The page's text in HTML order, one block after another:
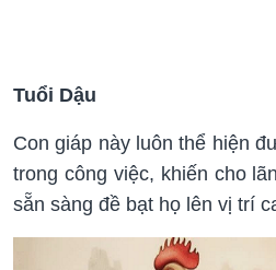
Tuổi Dậu
Con giáp này luôn thể hiện
trong công việc, khiến cho
sẵn sàng đề bạt họ lên vị trí